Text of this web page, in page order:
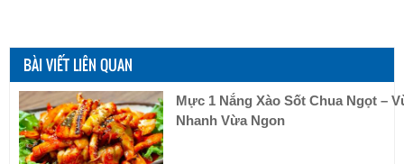
BÀI VIẾT LIÊN QUAN
Mực 1 Nắng Xào Sốt Chua Ngọt –
Nhanh Vừa Ngon